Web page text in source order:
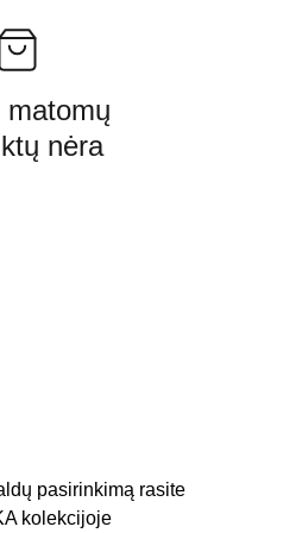
matomų
nėra
pasirinkimą rasite
kolekcijoje